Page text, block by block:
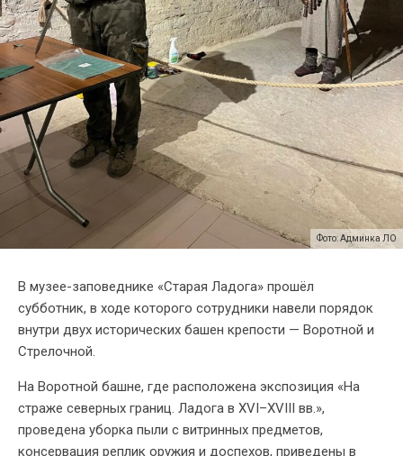
Фото: Админка ЛО
В музее-заповеднике «Старая Ладога» прошёл
субботник, в ходе которого сотрудники навели порядок
внутри двух исторических башен крепости — Воротной и
Стрелочной.
На Воротной башне, где расположена экспозиция «На
страже северных границ. Ладога в XVI–XVIII вв.»,
проведена уборка пыли с витринных предметов,
консервация реплик оружия и доспехов, приведены в